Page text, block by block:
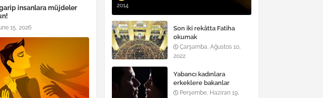
insanlara müjdeler
15, 2026
2014
Son iki rekâtta Fatiha
okumak
Çarşamba, Ağustos 10,
2022
Yabancı kadınlara
erkeklere bakanlar
Perşembe, Haziran 19,